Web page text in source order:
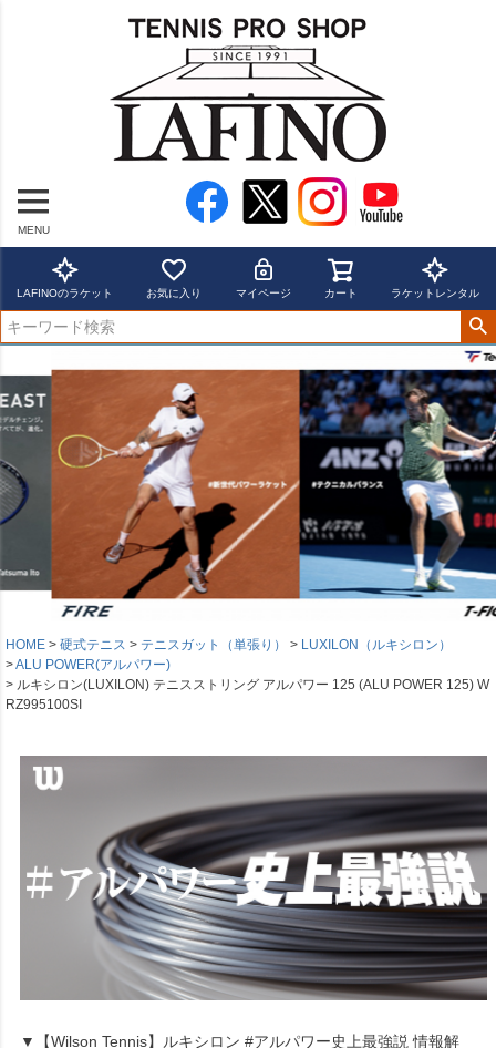
MENU
LAFINOのラケット お気に入り マイページ カート ラケットレンタル
HOME 硬式テニス テニスガット（単張り）
LUXILON（ルキシロン）
ALU POWER(アルパワー)
ルキシロン(LUXILON) テニスストリング アルパワー 125 (ALU POWER 125) W
RZ995100SI
▼【Wilson Tennis】ルキシロン #アルパワー史上最強説 情報解